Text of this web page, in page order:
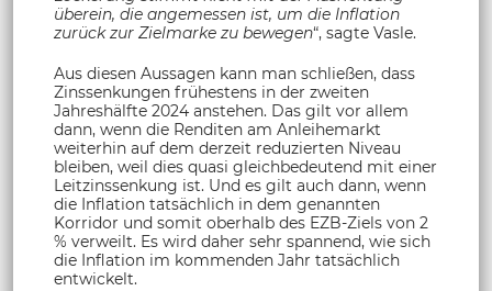
überein, die angemessen ist, um die Inflation
zurück zur Zielmarke zu bewegen“, sagte Vasle.
Aus diesen Aussagen kann man schließen, dass
Zinssenkungen frühestens in der zweiten
Jahreshälfte 2024 anstehen. Das gilt vor allem
dann, wenn die Renditen am Anleihemarkt
weiterhin auf dem derzeit reduzierten Niveau
bleiben, weil dies quasi gleichbedeutend mit einer
Leitzinssenkung ist. Und es gilt auch dann, wenn
die Inflation tatsächlich in dem genannten
Korridor und somit oberhalb des EZB-Ziels von 2
% verweilt. Es wird daher sehr spannend, wie sich
die Inflation im kommenden Jahr tatsächlich
entwickelt.